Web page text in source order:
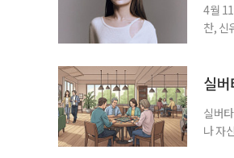
4월
찬, 신
그는
실
실버
나 자